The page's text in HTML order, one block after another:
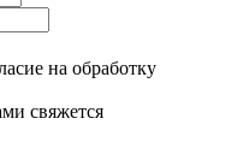
на обработку
свяжется